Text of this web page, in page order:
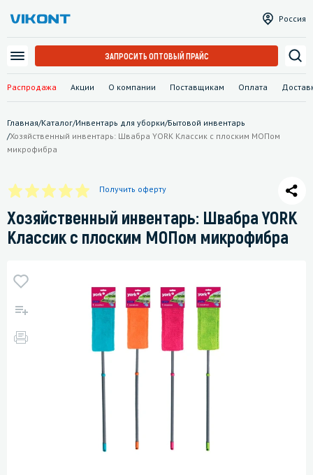
Распродажа Акции О компании Поставщикам Оплата
Россия
ЗАПРОСИТЬ ОПТОВЫЙ ПРАЙС
Главная/Каталог/Инвентарь для уборки/Бытовой инвентарь
/Хозяйственный инвентарь: Швабра YORK Классик с плоским МОПом
микрофибра
Получить оферту
Хозяйственный инвентарь: Швабра YORK
Классик с плоским МОПом микрофибра